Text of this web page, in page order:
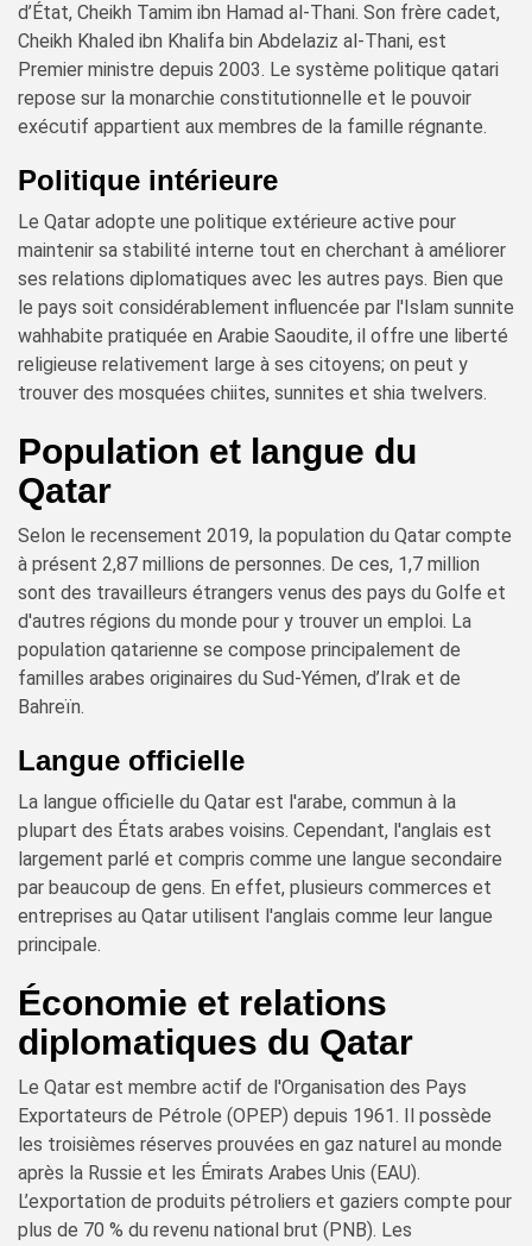
d’État, Cheikh Tamim ibn Hamad al-Thani. Son frère cadet,
Cheikh Khaled ibn Khalifa bin Abdelaziz al-Thani, est
Premier ministre depuis 2003. Le système politique qatari
repose sur la monarchie constitutionnelle et le pouvoir
exécutif appartient aux membres de la famille régnante.
Politique intérieure
Le Qatar adopte une politique extérieure active pour
maintenir sa stabilité interne tout en cherchant à améliorer
ses relations diplomatiques avec les autres pays. Bien que
le pays soit considérablement influencée par l'Islam sunnite
wahhabite pratiquée en Arabie Saoudite, il offre une liberté
religieuse relativement large à ses citoyens; on peut y
trouver des mosquées chiites, sunnites et shia twelvers.
Population et langue du
Qatar
Selon le recensement 2019, la population du Qatar compte
à présent 2,87 millions de personnes. De ces, 1,7 million
sont des travailleurs étrangers venus des pays du Golfe et
d'autres régions du monde pour y trouver un emploi. La
population qatarienne se compose principalement de
familles arabes originaires du Sud-Yémen, d’Irak et de
Bahreïn.
Langue officielle
La langue officielle du Qatar est l'arabe, commun à la
plupart des États arabes voisins. Cependant, l'anglais est
largement parlé et compris comme une langue secondaire
par beaucoup de gens. En effet, plusieurs commerces et
entreprises au Qatar utilisent l'anglais comme leur langue
principale.
Économie et relations
diplomatiques du Qatar
Le Qatar est membre actif de l'Organisation des Pays
Exportateurs de Pétrole (OPEP) depuis 1961. Il possède
les troisièmes réserves prouvées en gaz naturel au monde
après la Russie et les Émirats Arabes Unis (EAU).
L’exportation de produits pétroliers et gaziers compte pour
plus de 70 % du revenu national brut (PNB). Les